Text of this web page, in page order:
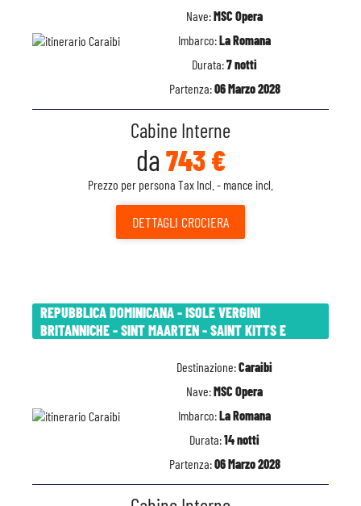
Nave:MSC Opera
Imbarco:La Romana
Durata:7 notti
Partenza:06 Marzo 2028
Cabine Interne
da 743 €
Prezzo per persona Tax Incl. - mance incl.
DETTAGLI CROCIERA
REPUBBLICA DOMINICANA - ISOLE VERGINI
BRITANNICHE - SINT MAARTEN - SAINT KITTS E
Destinazione:Caraibi
Nave:MSC Opera
Imbarco:La Romana
Durata:14 notti
Partenza:06 Marzo 2028